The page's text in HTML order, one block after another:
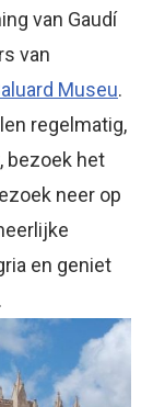
van Gaudí
van
Museu.
regelmatig,
bezoek het
neer op
en geniet